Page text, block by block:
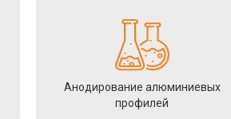
Анодирование алюминиевых
профилей